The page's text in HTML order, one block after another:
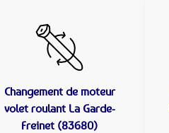
Changement de moteur
volet roulant La Garde-
Freinet (83680)